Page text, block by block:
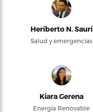
Heriberto N. Saurí
Salud y emergencias
Kiara Gerena
Energía Renovable